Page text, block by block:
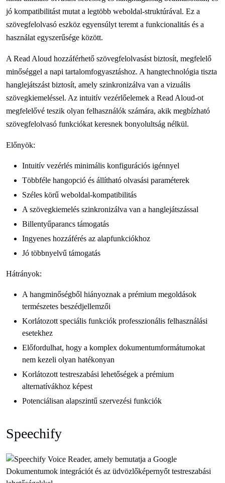
jó kompatibilitást mutat a legtöbb weboldal-struktúrával. Ez a
szövegfelolvasó eszköz egyensúlyt teremt a funkcionalitás és a
használat egyszerűsége között.
A Read Aloud hozzáférhető szövegfelolvasást biztosít, megfelelő
minőséggel a napi tartalomfogyasztáshoz. A hangtechnológia tiszta
hanglejátszást biztosít, amely szinkronizálva van a vizuális
szövegkiemeléssel. Az intuitív vezérlőelemek a Read Aloud-ot
megfelelővé teszik olyan felhasználók számára, akik megbízható
szövegfelolvasó funkciókat keresnek bonyolultság nélkül.
Előnyök:
Intuitív vezérlés minimális konfigurációs igénnyel
Többféle hangopció és állítható olvasási paraméterek
Széles körű weboldal-kompatibilitás
A szövegkiemelés szinkronizálva van a hanglejátszással
Billentyűparancs támogatás
Ingyenes hozzáférés az alapfunkciókhoz
Jó többnyelvű támogatás
Hátrányok:
A hangminőségből hiányoznak a prémium megoldások
természetes beszédjellemzői
Korlátozott speciális funkciók professzionális felhasználási
esetekhez
Előfordulhat, hogy a komplex dokumentumformátumokat
nem kezeli olyan hatékonyan
Korlátozott testreszabási lehetőségek a prémium
alternatívákhoz képest
Potenciálisan alapszintű szervezési funkciók
Speechify